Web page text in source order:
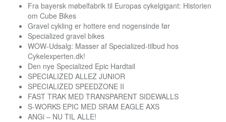
Fra bayersk møbelfabrik til Europas cykelgigant: Historien
om Cube Bikes
Gravel cykling er hottere end nogensinde før
Specialized gravel bikes
WOW-Udsalg: Masser af Specialized-tilbud hos
Cykelexperten.dk!
Den nye Specialized Epic Hardtail
SPECIALIZED ALLEZ JUNIOR
SPECIALIZED SPEEDZONE II
FAST TRAK MED TRANSPARENT SIDEWALLS
S-WORKS EPIC MED SRAM EAGLE AXS
ANGi – NU TIL ALLE!